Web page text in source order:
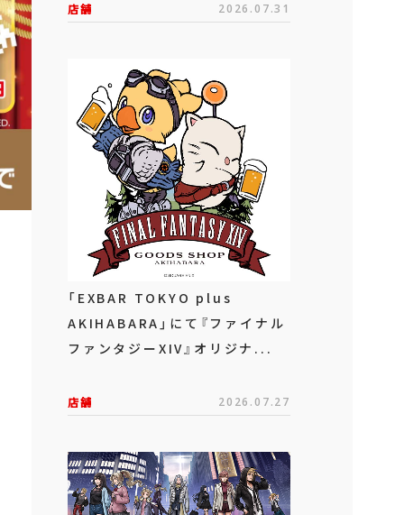
店舗 2026.07.31
「EXBAR TOKYO plus
AKIHABARA」にて『ファイナル
ファンタジーXIV』オリジナ...
店舗 2026.07.27